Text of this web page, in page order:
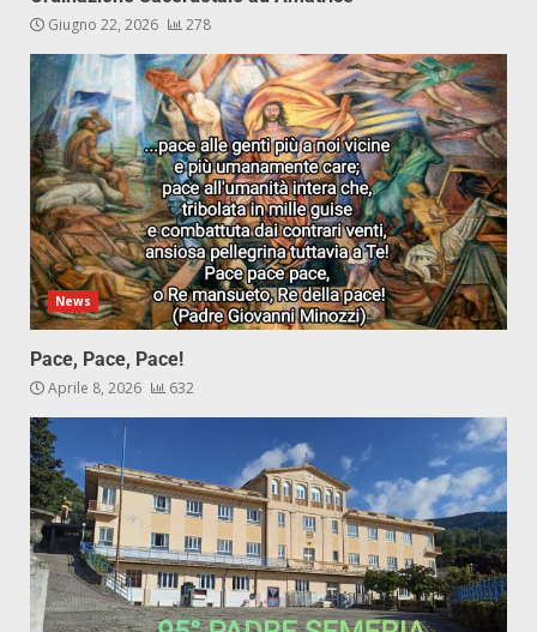
Giugno 22, 2026 278
News
Pace, Pace, Pace!
Aprile 8, 2026 632